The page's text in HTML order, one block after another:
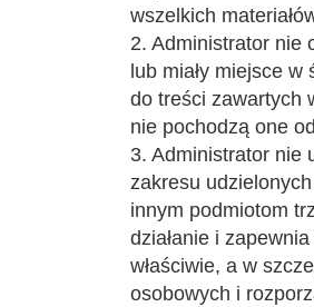
wszelkich
2. Administrator nie
lub miały miejsce
do treści zawartych
nie pochodzą one
3. Administrator nie
zakresu
innym podmiotom
działanie i
właściwie, a w
osobowych i